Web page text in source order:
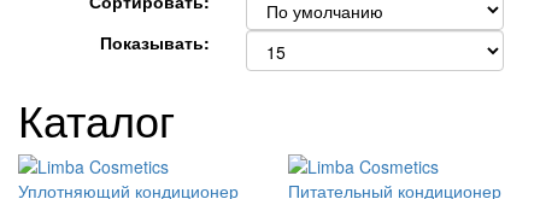
Показывать:
Каталог